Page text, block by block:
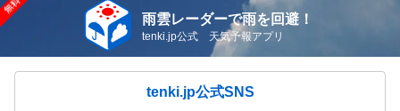
雨雲レーダーで雨を回避！
tenki.jp公式 天気予報アプリ
tenki.jp公式SNS